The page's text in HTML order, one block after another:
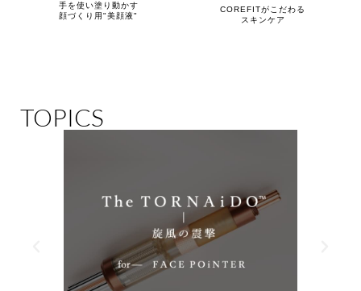
手を使い塗り動かす
顔づくり用"美顔液"
COREFITがこだわる
スキンケア
TOPICS